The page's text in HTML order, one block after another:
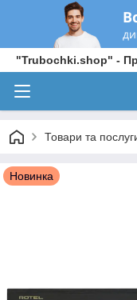
"Trubochki.shop" -
Товари та
Новинка